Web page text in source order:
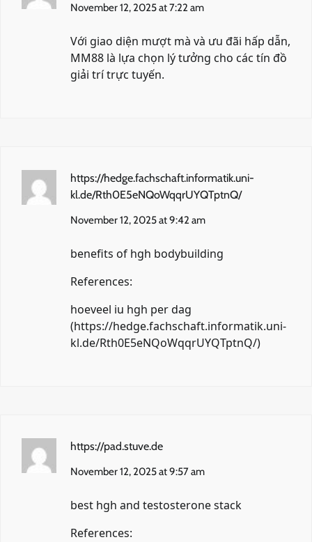
November 12, 2025 at 7:22 am
Với giao diện mượt mà và ưu đãi hấp dẫn,
MM88 là lựa chọn lý tưởng cho các tín đồ
giải trí trực tuyến.
https://hedge.fachschaft.informatik.uni-
kl.de/Rth0E5eNQoWqqrUYQTptnQ/
November 12, 2025 at 9:42 am
benefits of hgh bodybuilding
References:
hoeveel iu hgh per dag
(https://hedge.fachschaft.informatik.uni-
kl.de/Rth0E5eNQoWqqrUYQTptnQ/)
https://pad.stuve.de
November 12, 2025 at 9:57 am
best hgh and testosterone stack
References: